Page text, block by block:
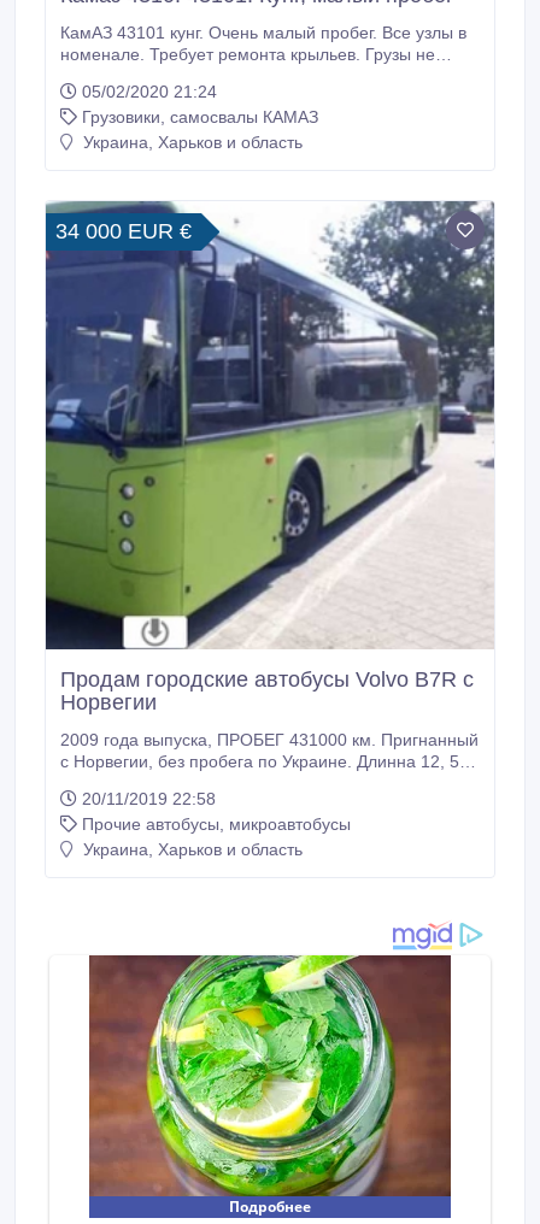
КамАЗ 43101 кунг. Очень малый пробег. Все узлы в
номенале. Требует ремонта крыльев. Грузы не
дополнительной информацией звоните.
Дополнительные фото могу выслать. Тел.: (073)
409-08-29, (093) 418-13-06. Виталий..
05/02/2020 21:24
Грузовики, самосвалы КАМАЗ
Украина, Харьков и область
34 000 EUR €
Продам городские автобусы Volvo B7R с
Норвегии
2009 года выпуска, ПРОБЕГ 431000 км. Пригнанный
с Норвегии, без пробега по Украине. Длинна 12, 5
Вентиляция, Круиз контроль, Кондиционер,
блокировка дифференциала, интеркулер,
Автономное отопление, ремни безопасности.
20/11/2019 22:58
Прочие автобусы, микроавтобусы
Украина, Харьков и область